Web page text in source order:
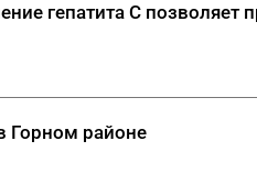
гепатита С позволяет
Горном районе